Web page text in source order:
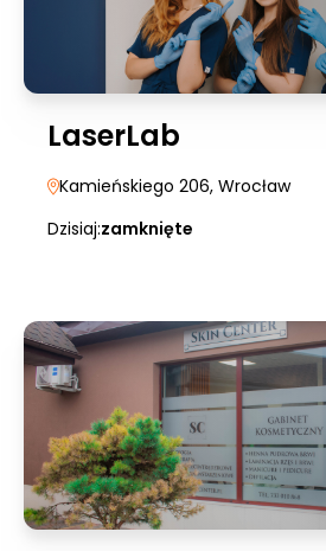
LaserLab
Kamieńskiego 206, Wrocław
Dzisiaj:zamknięte